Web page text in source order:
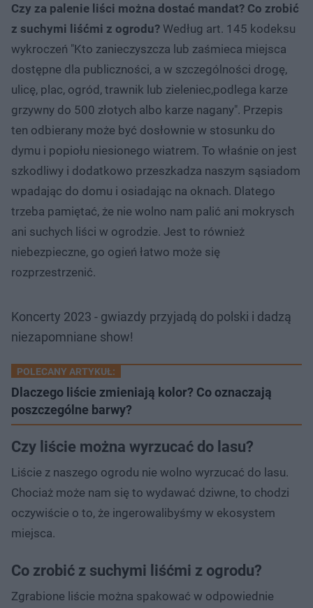
Czy za palenie liści można dostać mandat? Co zrobić
z suchymi liśćmi z ogrodu? Według art. 145 kodeksu
wykroczeń "Kto zanieczyszcza lub zaśmieca miejsca
dostępne dla publiczności, a w szczególności drogę,
ulicę, plac, ogród, trawnik lub zieleniec,podlega karze
grzywny do 500 złotych albo karze nagany". Przepis
ten odbierany może być dosłownie w stosunku do
dymu i popiołu niesionego wiatrem. To właśnie on jest
szkodliwy i dodatkowo przeszkadza naszym sąsiadom
wpadając do domu i osiadając na oknach. Dlatego
trzeba pamiętać, że nie wolno nam palić ani mokrysch
ani suchych liści w ogrodzie. Jest to również
niebezpieczne, go ogień łatwo może się
rozprzestrzenić.
Koncerty 2023 - gwiazdy przyjadą do polski i dadzą
niezapomniane show!
POLECANY ARTYKUŁ:
Dlaczego liście zmieniają kolor? Co oznaczają
poszczególne barwy?
Czy liście można wyrzucać do lasu?
Liście z naszego ogrodu nie wolno wyrzucać do lasu.
Chociaż może nam się to wydawać dziwne, to chodzi
oczywiście o to, że ingerowalibyśmy w ekosystem
miejsca.
Co zrobić z suchymi liśćmi z ogrodu?
Zgrabione liście można spakować w odpowiednie